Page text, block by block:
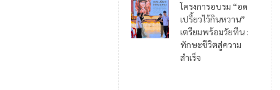
โครงการอบรม “อด
เปรี้ยวไว้กินหวาน”
เตรียมพร้อมวัยทีน :
ทักษะชีวิตสู่ความ
สำเร็จ